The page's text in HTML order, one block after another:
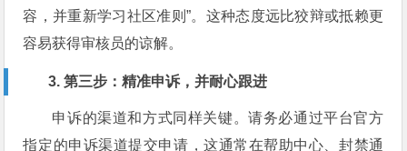
容，并重新学习社区准则”。这种态度远比狡辩或抵赖更
容易获得审核员的谅解。
3. 第三步：精准申诉，并耐心跟进
申诉的渠道和方式同样关键。请务必通过平台官方
指定的申诉渠道提交申请，这通常在帮助中心、封禁通